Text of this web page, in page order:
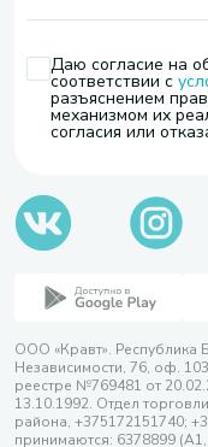
Даю согласие на
соответствии с
разъяснением
механизмом их
согласия или
ООО «Кравт». Республика
Независимости, 76, оф.
реестре №769481 от
13.10.1992. Отдел
района, +375172151740;
принимаются: 6378899